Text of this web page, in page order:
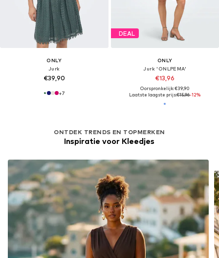
ONLY
Jurk
€39,90
+7
DEAL
ONLY
Jurk 'ONLPEMA'
€13,96
Oorspronkelijk: €39,90
Laatste laagste prijs:€15,96-12%
ONTDEK TRENDS EN TOPMERKEN
Inspiratie voor Kleedjes